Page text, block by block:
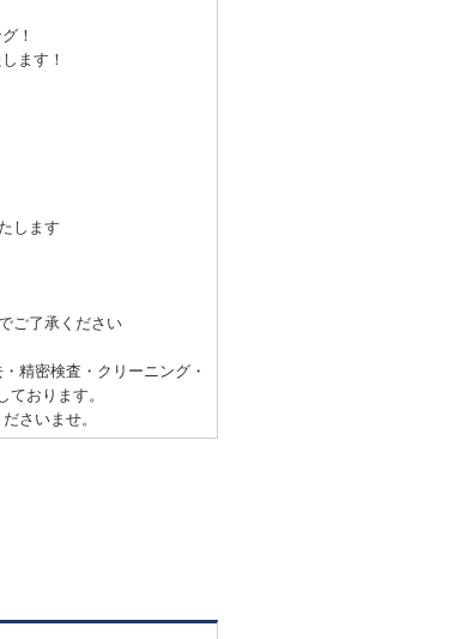
！
ます！
します
ご了承ください
精密検査・クリーニング・
おります。
さいませ。